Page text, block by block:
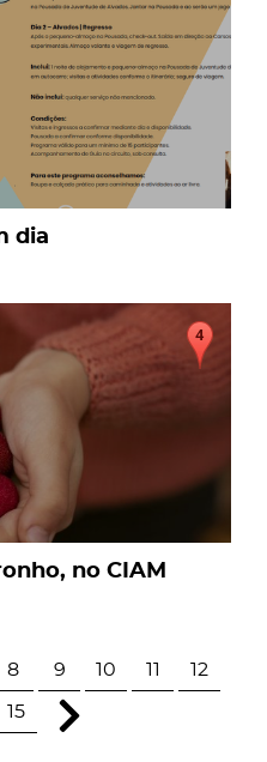
dia
no CIAM
8 9 10 11 12
15